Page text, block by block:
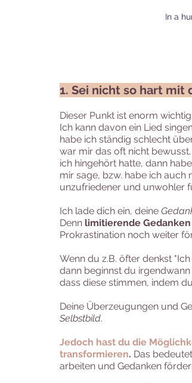
In a
1. Sei nicht so hart mit
Dieser Punkt ist enorm
Ich kann davon ein Lied
habe ich ständig schlecht
war mir das oft nicht
ich hingehört hatte, dann
mir sage, bzw. habe ich
unzufriedener und unwohler
Ich lade dich ein, deine
Denn limitierende
Prokrastination noch weiter
Wenn du z.B. öfter denkst "Ich
dann beginnst du
dass diese stimmen, indem
Deine Überzeugungen und
Selbstbild.
Jedoch hast du die
transformieren. Das
arbeiten und Gedanken